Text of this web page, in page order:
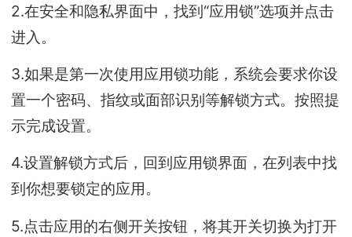
2.在安全和隐私界面中，找到“应用锁”选项并点击
进入。
3.如果是第一次使用应用锁功能，系统会要求你设
置一个密码、指纹或面部识别等解锁方式。按照提
示完成设置。
4.设置解锁方式后，回到应用锁界面，在列表中找
到你想要锁定的应用。
5.点击应用的右侧开关按钮，将其开关切换为打开